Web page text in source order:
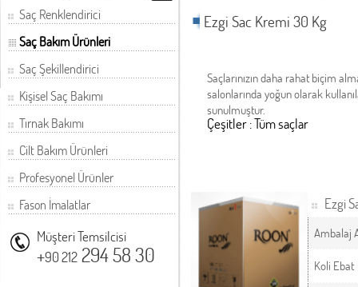
Saç Renklendirici
Saç Bakım Ürünleri
Saç Şekillendirici
Kişisel Saç Bakımı
Tırnak Bakımı
Cilt Bakım Ürünleri
Profesyonel Ürünler
Fason İmalatlar
Müşteri Temsilcisi
+90 212 294 58 30
Ezgi Sac Kremi 30 Kg
Saçlarınızın daha rahat biçim
salonlarında yoğun olarak
sunulmuştur.
Çeşitler : Tüm saçlar
Ezgi
Ambalaj
Koli Ebat